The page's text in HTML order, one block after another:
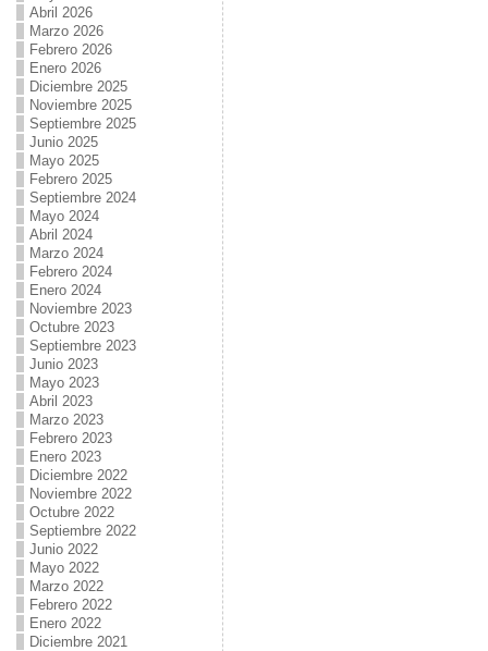
Abril 2026
Marzo 2026
Febrero 2026
Enero 2026
Diciembre 2025
Noviembre 2025
Septiembre 2025
Junio 2025
Mayo 2025
Febrero 2025
Septiembre 2024
Mayo 2024
Abril 2024
Marzo 2024
Febrero 2024
Enero 2024
Noviembre 2023
Octubre 2023
Septiembre 2023
Junio 2023
Mayo 2023
Abril 2023
Marzo 2023
Febrero 2023
Enero 2023
Diciembre 2022
Noviembre 2022
Octubre 2022
Septiembre 2022
Junio 2022
Mayo 2022
Marzo 2022
Febrero 2022
Enero 2022
Diciembre 2021